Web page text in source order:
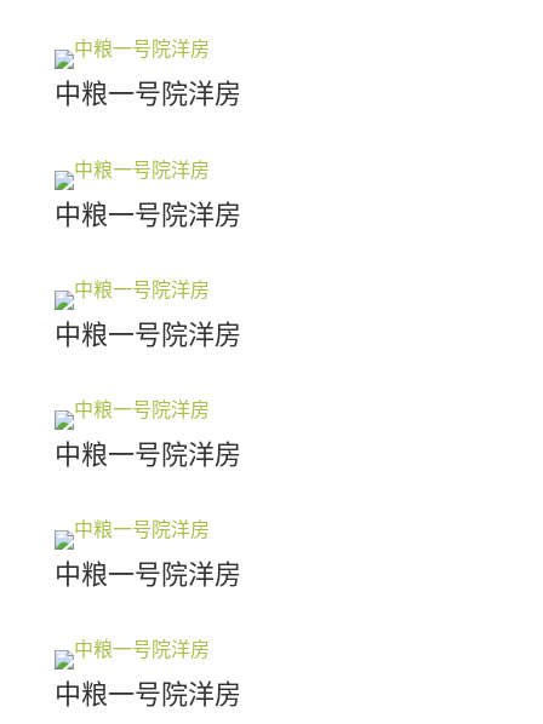
中粮一号院洋房
中粮一号院洋房
中粮一号院洋房
中粮一号院洋房
中粮一号院洋房
中粮一号院洋房